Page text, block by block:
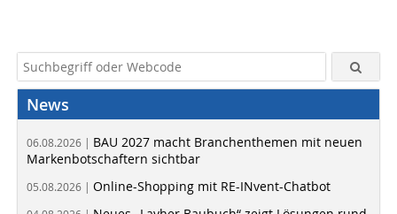
News
06.08.2026 | BAU 2027 macht Branchenthemen mit neuen
Markenbotschaftern sichtbar
05.08.2026 | Online-Shopping mit RE-INvent-Chatbot